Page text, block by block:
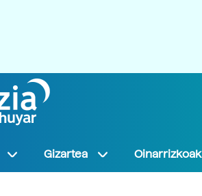
Gizartea Oinarrizkoak